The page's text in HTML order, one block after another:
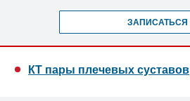
ЗАПИСАТЬСЯ
КТ пары плечевых суставов